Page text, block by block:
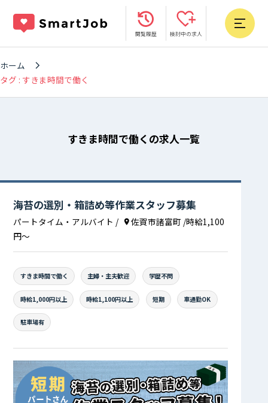
閲覧履歴 検討中の求人
ホーム
タグ : すきま時間で働く
すきま時間で働くの求人一覧
海苔の選別・箱詰め等作業スタッフ募集
パートタイム・アルバイト / 佐賀市諸富町 /時給1,100
円〜
すきま時間で働く 主婦・主夫歓迎 学歴不問
時給1,000円以上 時給1,100円以上 短期 車通勤OK
駐車場有